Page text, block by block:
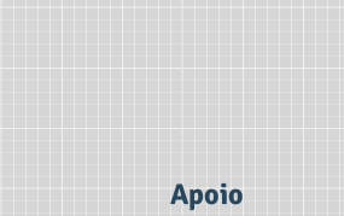
Apoio